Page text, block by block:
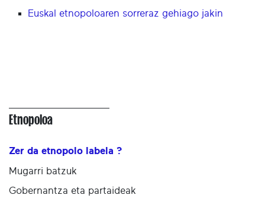
Euskal etnopoloaren sorreraz gehiago jakin
Etnopoloa
Zer da etnopolo labela ?
Mugarri batzuk
Gobernantza eta partaideak